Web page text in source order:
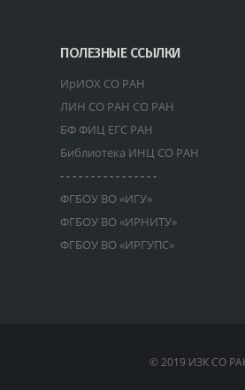
ПОЛЕЗНЫЕ ССЫЛКИ
ИрИОХ СО РАН
ЛИН СО РАН СО РАН
БФ ФИЦ ЕГС РАН
Библиотека ИНЦ СО РАН
- - - - - - - - - - - - - - - -
ФГБОУ ВО «ИГУ»
ФГБОУ ВО «ИРНИТУ»
ФГБОУ ВО «ИРГУПС»
© 2019 ИЗК СО